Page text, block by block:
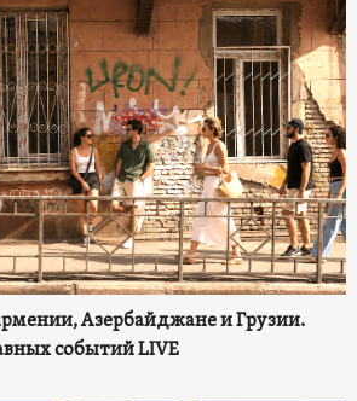
Азербайджане и Грузии.
событий LIVE